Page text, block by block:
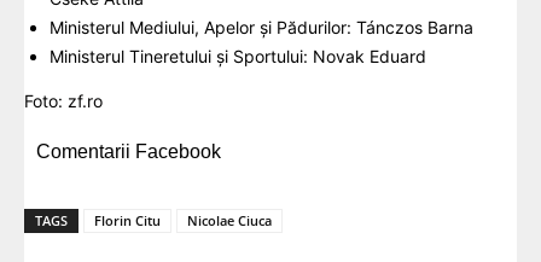
Ministerul Mediului, Apelor și Pădurilor: Tánczos Barna
Ministerul Tineretului și Sportului: Novak Eduard
Foto: zf.ro
Comentarii Facebook
TAGS Florin Citu Nicolae Ciuca